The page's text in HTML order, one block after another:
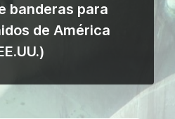
banderas para
de América